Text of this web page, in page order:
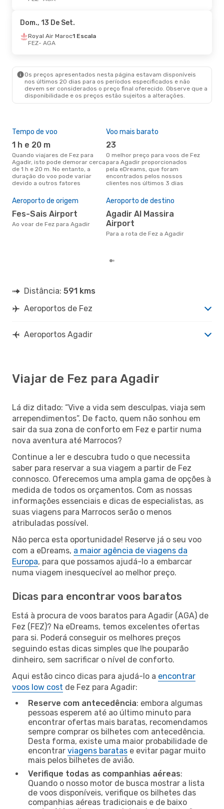
Dom., 13 De Set.
Royal Air Maroc1 Escala
FEZ- AGA
Os preços apresentados nesta página estavam disponíveis
nos últimos 20 dias para os períodos especificados e não
devem ser considerados o preço final oferecido. Observe que a
disponibilidade e os preços estão sujeitos a alterações.
Tempo de voo
1 h e 20 m
Quando viajares de Fez para
Agadir, isto pode demorar cerca
de 1 h e 20 m. No entanto, a
duração do voo pode variar
devido a outros fatores
Voo mais barato
23
O melhor preço para voos de Fez
para Agadir proporcionados
pela eDreams, que foram
encontrados pelos nossos
clientes nos últimos 3 dias
Aeroporto de origem
Fes-Sais Airport
Ao voar de Fez para Agadir
Aeroporto de destino
Agadir Al Massira
Airport
Para a rota de Fez a Agadir
Distância: 591 kms
Aeroportos de Fez
Aeroportos Agadir
Viajar de Fez para Agadir
Lá diz ditado: “Vive a vida sem desculpas, viaja sem
arrependimentos”. De facto, quem não sonhou em
sair da sua zona de conforto em Fez e partir numa
nova aventura até Marrocos?
Continue a ler e descubra tudo o que necessita
saber para reservar a sua viagem a partir de Fez
connosco. Oferecemos uma ampla gama de opções à
medida de todos os orçamentos. Com as nossas
informações essenciais e dicas de especialistas, as
suas viagens para Marrocos serão o menos
atribuladas possível.
Não perca esta oportunidade! Reserve já o seu voo
com a eDreams, a maior agência de viagens da
Europa, para que possamos ajudá-lo a embarcar
numa viagem inesquecível ao melhor preço.
Dicas para encontrar voos baratos
Está à procura de voos baratos para Agadir (AGA) de
Fez (FEZ)? Na eDreams, temos excelentes ofertas
para si. Poderá conseguir os melhores preços
seguindo estas dicas simples que lhe pouparão
dinheiro, sem sacrificar o nível de conforto.
Aqui estão cinco dicas para ajudá-lo a encontrar
voos low cost de Fez para Agadir:
Reserve com antecedência: embora algumas
pessoas esperem até ao último minuto para
encontrar ofertas mais baratas, recomendamos
sempre comprar os bilhetes com antecedência.
Desta forma, existe uma maior probabilidade de
encontrar viagens baratas e evitar pagar muito
mais pelos bilhetes de avião.
Verifique todas as companhias aéreas:
Quando o nosso motor de busca mostrar a lista
de voos disponíveis, verifique os bilhetes das
companhias aéreas tradicionais e de baixo